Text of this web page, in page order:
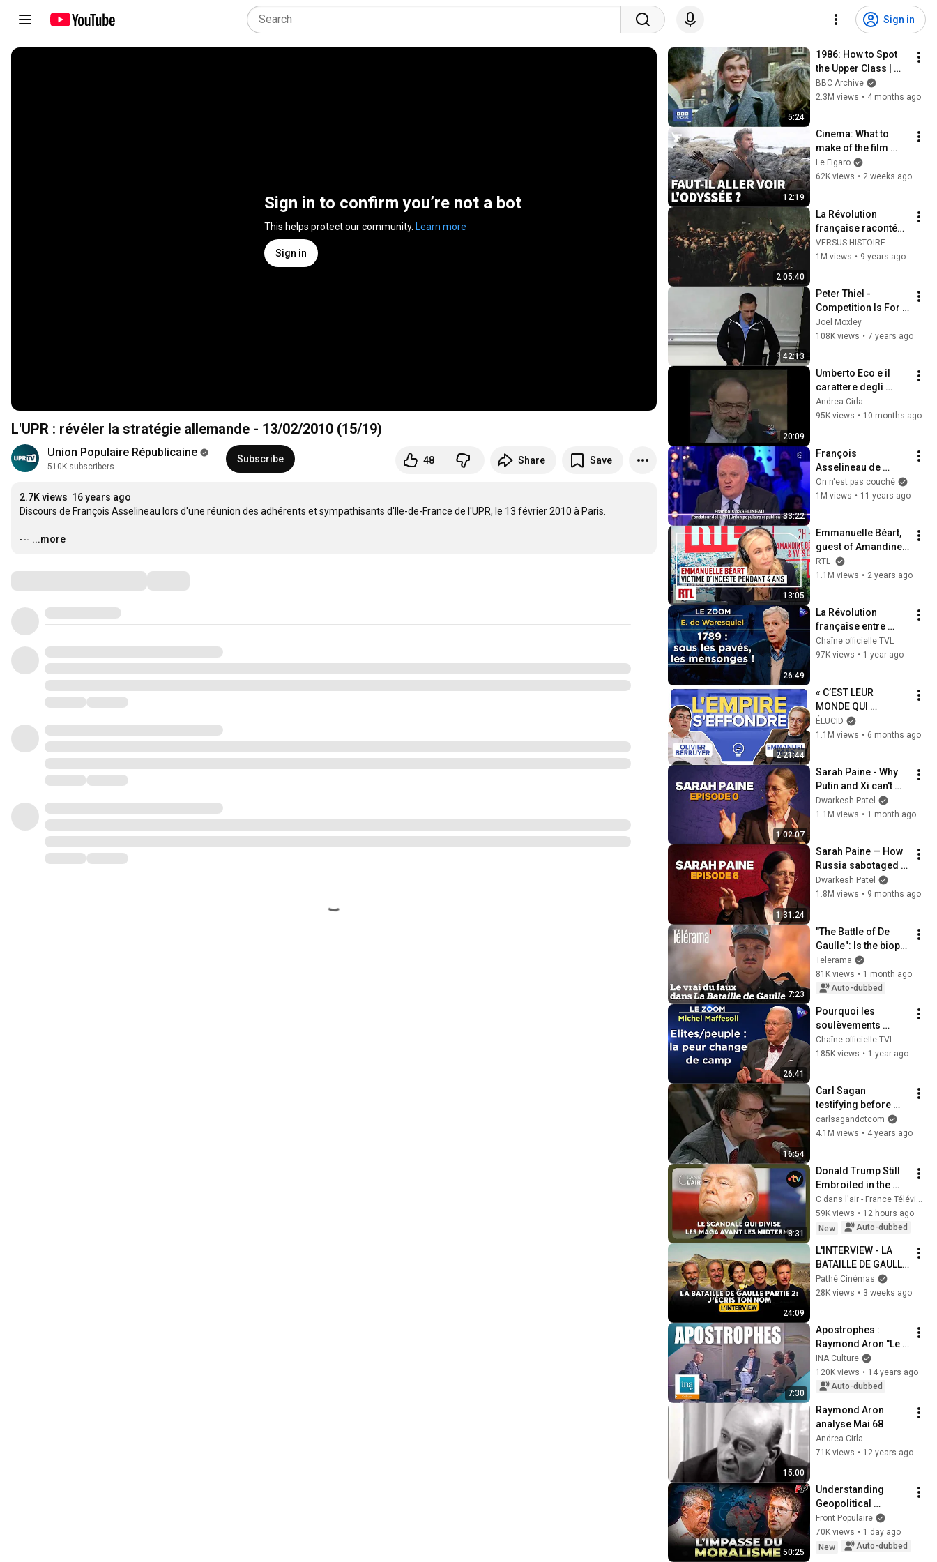
Sign in
Sign in to confirm you’re not a bot
This helps protect our community. Learn more
Sign in
L'UPR : révéler la stratégie allemande - 13/02/2010 (15/19)
Union Populaire Républicaine
510K subscribers
Subscribe 48 Share Save
2.7K views 16 years ago
Discours de François Asselineau lors d'une réunion des adhérents et sympathisants d'Ile-de-France de l'UPR, le 13 février 2010 à Paris.
--- …
...more
5:24
1986: How to Spot
the Upper Class |
That's Life! | BBC
Archive
BBC Archive
2.3M views • 4 months ago
12:19
Cinema: What to
make of the film
"The Odyssey"?
Michel de
Le Figaro
62K views • 2 weeks ago
2:05:40
La Révolution
française racontée
par Henri Guillemin
VERSUS HISTOIRE
1M views • 9 years ago
42:13
Peter Thiel -
Competition Is For
Losers - Stanford
CS 183B Autumn
Joel Moxley
108K views • 7 years ago
20:09
Umberto Eco e il
carattere degli
italiani (1997)
Andrea Cirla
95K views • 10 months ago
33:22
François
Asselineau de
l'Union Populaire
Républicaine - On
#ONPC
On n'est pas couché
1M views • 11 years ago
13:05
Emmanuelle Béart,
guest of Amandine
Bégot: the full
interview
RTL
1.1M views • 2 years ago
26:49
La Révolution
française entre
mythe et illusion ! -
Le Zoom -
Chaîne officielle TVL
97K views • 1 year ago
2:21:44
« C’EST LEUR
MONDE QUI
S’EFFONDRE » : la
défaite américaine
ÉLUCID
1.1M views • 6 months ago
1:02:07
Sarah Paine - Why
Putin and Xi can't
escape geography
Dwarkesh Patel
1.1M views • 1 month ago
1:31:24
Sarah Paine — How
Russia sabotaged
China's rise
Dwarkesh Patel
1.8M views • 9 months ago
7:23
"The Battle of De
Gaulle": Is the biopic
historically
accurate?
Telerama
81K views • 1 month ago
Auto-dubbed
26:41
Pourquoi les
soulèvements
populaires vont se
multiplier ? - Le
Chaîne officielle TVL
185K views • 1 year ago
16:54
Carl Sagan
testifying before
Congress in 1985
on climate change
carlsagandotcom
4.1M views • 4 years ago
8:31
Donald Trump Still
Embroiled in the
Epstein Scandal
59K views • 12 hours ago
New
Auto-dubbed
24:09
L'INTERVIEW - LA
BATAILLE DE GAULLE
- PARTIE 2 : J'ÉCRIS
TON NOM
Pathé Cinémas
28K views • 3 weeks ago
7:30
Apostrophes :
Raymond Aron "Le
bilan de Mai 68" |
Archive INA
INA Culture
120K views • 14 years ago
Auto-dubbed
15:00
Raymond Aron
analyse Mai 68
Andrea Cirla
71K views • 12 years ago
50:25
Understanding
Geopolitical
Realism – Jacques
Sapir and Pierre-
Yves Rougeyron
Front Populaire
70K views • 1 day ago
New
Auto-dubbed